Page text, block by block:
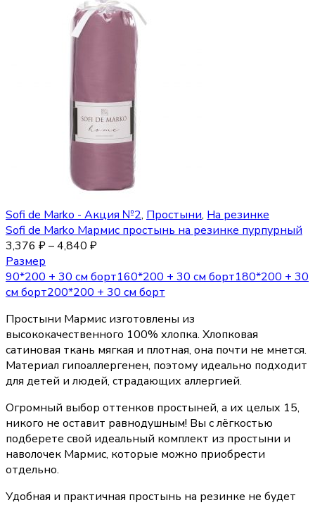
Sofi de Marko - Акция №2, Простыни, На резинке
Sofi de Marko Мармис простынь на резинке пурпурный
3,376 ₽–4,840 ₽
Размер
90*200 + 30 см борт160*200 + 30 см борт180*200 + 30
см борт200*200 + 30 см борт
Простыни Мармис изготовлены из
высококачественного 100% хлопка. Хлопковая
сатиновая ткань мягкая и плотная, она почти не мнется.
Материал гипоаллергенен, поэтому идеально подходит
для детей и людей, страдающих аллергией.
Огромный выбор оттенков простыней, а их целых 15,
никого не оставит равнодушным! Вы с лёгкостью
подберете свой идеальный комплект из простыни и
наволочек Мармис, которые можно приобрести
отдельно.
Удобная и практичная простынь на резинке не будет